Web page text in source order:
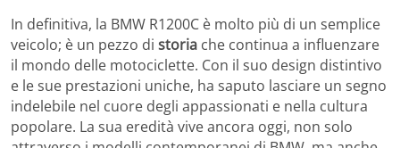
In definitiva, la BMW R1200C è molto più di un semplice
veicolo; è un pezzo di storia che continua a influenzare
il mondo delle motociclette. Con il suo design distintivo
e le sue prestazioni uniche, ha saputo lasciare un segno
indelebile nel cuore degli appassionati e nella cultura
popolare. La sua eredità vive ancora oggi, non solo